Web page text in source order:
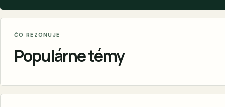
ČO REZONUJE
Populárne témy